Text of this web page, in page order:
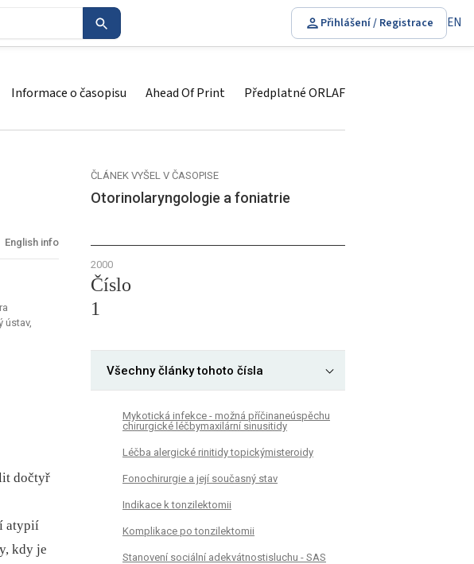
Přihlášení / Registrace EN
Informace o časopisu Ahead Of Print Předplatné ORLAF
English info
ústav,
dočtyř
atypií
kdy je
ČLÁNEK VYŠEL V ČASOPISE
Otorinolaryngologie a foniatrie
2000
Číslo
1
Všechny články tohoto čísla
Mykotická infekce - možná příčinaneúspěchu
chirurgické léčbymaxilární sinusitidy
Léčba alergické rinitidy topickýmisteroidy
Fonochirurgie a její současný stav
Indikace k tonzilektomii
Komplikace po tonzilektomii
Stanovení sociální adekvátnostisluchu - SAS